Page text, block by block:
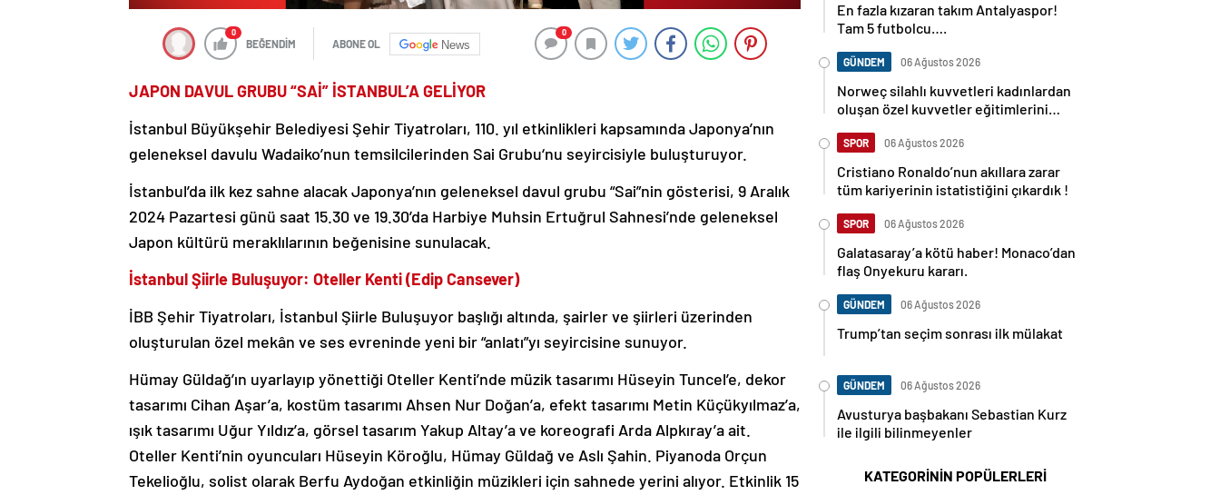
0
BEĞENDİM ABONE OL News
0
JAPON DAVUL GRUBU “SAİ” İSTANBUL’A GELİYOR
İstanbul Büyükşehir Belediyesi Şehir Tiyatroları, 110. yıl etkinlikleri kapsamında Japonya’nın
geleneksel davulu Wadaiko’nun temsilcilerinden Sai Grubu‘nu seyircisiyle buluşturuyor.
İstanbul’da ilk kez sahne alacak Japonya’nın geleneksel davul grubu “Sai”nin gösterisi, 9 Aralık
2024 Pazartesi günü saat 15.30 ve 19.30’da Harbiye Muhsin Ertuğrul Sahnesi’nde geleneksel
Japon kültürü meraklılarının beğenisine sunulacak.
İstanbul Şiirle Buluşuyor: Oteller Kenti (Edip Cansever)
İBB Şehir Tiyatroları, İstanbul Şiirle Buluşuyor başlığı altında, şairler ve şiirleri üzerinden
oluşturulan özel mekân ve ses evreninde yeni bir “anlatı”yı seyircisine sunuyor.
Hümay Güldağ’ın uyarlayıp yönettiği Oteller Kenti’nde müzik tasarımı Hüseyin Tuncel’e, dekor
tasarımı Cihan Aşar’a, kostüm tasarımı Ahsen Nur Doğan’a, efekt tasarımı Metin Küçükyılmaz’a,
ışık tasarımı Uğur Yıldız’a, görsel tasarım Yakup Altay’a ve koreografi Arda Alpkıray’a ait.
Oteller Kenti’nin oyuncuları Hüseyin Köroğlu, Hümay Güldağ ve Aslı Şahin. Piyanoda Orçun
Tekelioğlu, solist olarak Berfu Aydoğan etkinliğin müzikleri için sahnede yerini alıyor. Etkinlik 15
En fazla kızaran takım Antalyaspor!
Tam 5 futbolcu….
GÜNDEM 06 Ağustos 2026
Norweç silahlı kuvvetleri kadınlardan
oluşan özel kuvvetler eğitimlerini
SPOR 06 Ağustos 2026
Cristiano Ronaldo’nun akıllara zarar
tüm kariyerinin istatistiğini çıkardık !
SPOR 06 Ağustos 2026
Galatasaray’a kötü haber! Monaco’dan
flaş Onyekuru kararı.
GÜNDEM 06 Ağustos 2026
Trump’tan seçim sonrası ilk mülakat
GÜNDEM 06 Ağustos 2026
Avusturya başbakanı Sebastian Kurz
ile ilgili bilinmeyenler
KATEGORİNİN POPÜLERLERİ